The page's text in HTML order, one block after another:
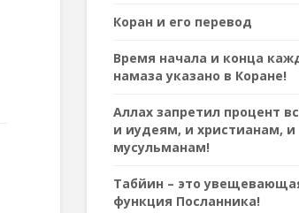
Коран и его перевод
Время начала и конца
намаза указано в Коране!
Аллах запретил процент
и иудеям, и христианам, и
мусульманам!
Табйин – это
функция Посланника!